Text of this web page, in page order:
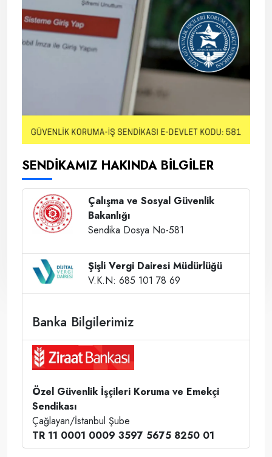
SENDİKAMIZ HAKINDA BİLGİLER
Çalışma ve Sosyal Güvenlik
Bakanlığı
Sendika Dosya No-581
Şişli Vergi Dairesi Müdürlüğü
V.K.N: 685 101 78 69
Banka Bilgilerimiz
Özel Güvenlik İşçileri Koruma ve Emekçi
Sendikası
Çağlayan/İstanbul Şube
TR 11 0001 0009 3597 5675 8250 01